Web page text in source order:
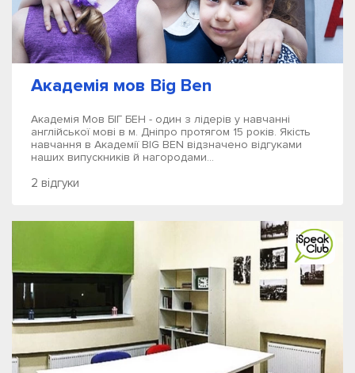
Академія мов Big Ben
Академія Мов БІГ БЕН - один з лідерів у навчанні
англійської мові в м. Дніпро протягом 15 років. Якість
навчання в Академії BIG BEN відзначено відгуками
наших випускників й нагородами...
2 відгуки